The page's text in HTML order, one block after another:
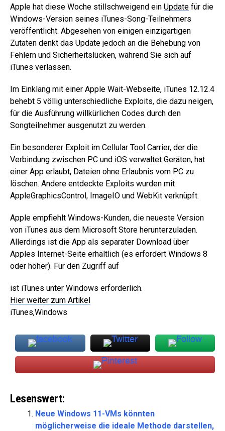
Apple hat diese Woche stillschweigend ein Update für die
Windows-Version seines iTunes-Song-Teilnehmers
veröffentlicht. Abgesehen von einigen einzigartigen
Zutaten denkt das Update jedoch an die Behebung von
Fehlern und Sicherheitslücken, während Sie sich auf
iTunes verlassen.
Im Einklang mit einer Apple Wait-Webseite, iTunes 12.12.4
behebt 5 völlig unterschiedliche Exploits, die dazu neigen,
für die Ausführung willkürlichen Codes durch den
Songteilnehmer ausgenutzt zu werden.
Ein besonderer Exploit im Cellular Tool Carrier, der die
Verbindung zwischen PC und iOS verwaltet Geräten, hat
einer App erlaubt, Dateien ohne Erlaubnis vom PC zu
löschen. Andere entdeckte Exploits wurden mit
AppleGraphicsControl, ImageIO und WebKit verknüpft.
Apple empfiehlt Windows-Kunden, die neueste Version
von iTunes aus dem Microsoft Store herunterzuladen.
Allerdings ist die App als separater Download über
Apples Internet-Seite erhältlich (es erfordert Windows 8
oder höher). Für den Zugriff auf
ist iTunes unter Windows erforderlich.
Hier weiter zum Artikel
iTunes,Windows
Lesenswert:
Neue Windows 11-VMs könnten
möglicherweise die ideale Methode darstellen,